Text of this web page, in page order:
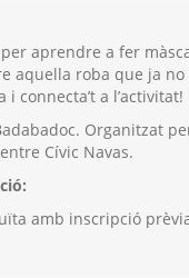
aprendre a fer
aquella roba que ja
i connecta’t a l’activitat!
Organitzat
Cívic Navas.
amb inscripció